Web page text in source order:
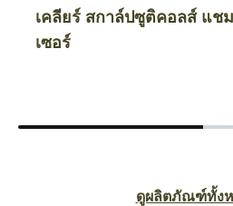
เคลียร์ สกาล์ปซูติคอลส์ แช
เซอร์
ดูผลิตภัณฑ์ทั้ง